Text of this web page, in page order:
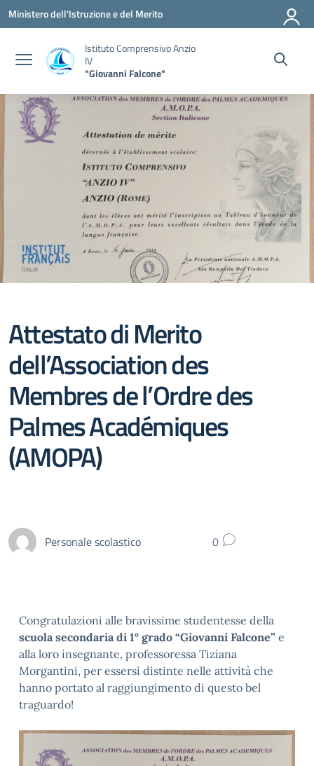
Vai ai contenuti
Vai al menu di navigazione
Vai al footer
Ministero dell'Istruzione e del Merito
Istituto Comprensivo Anzio
IV
"Giovanni Falcone"
Attestato di Merito
dell’Association des
Membres de l’Ordre des
Palmes Académiques
(AMOPA)
Personale scolastico 0
Congratulazioni alle bravissime studentesse della
scuola secondaria di 1° grado “Giovanni Falcone” e
alla loro insegnante, professoressa Tiziana
Morgantini, per essersi distinte nelle attività che
hanno portato al raggiungimento di questo bel
traguardo!